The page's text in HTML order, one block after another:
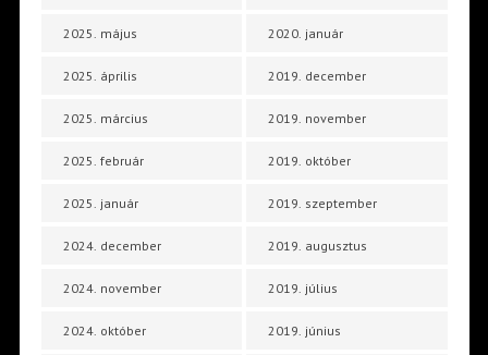
2025. május
2025. április
2025. március
2025. február
2025. január
2024. december
2024. november
2024. október
2020. január
2019. december
2019. november
2019. október
2019. szeptember
2019. augusztus
2019. július
2019. június